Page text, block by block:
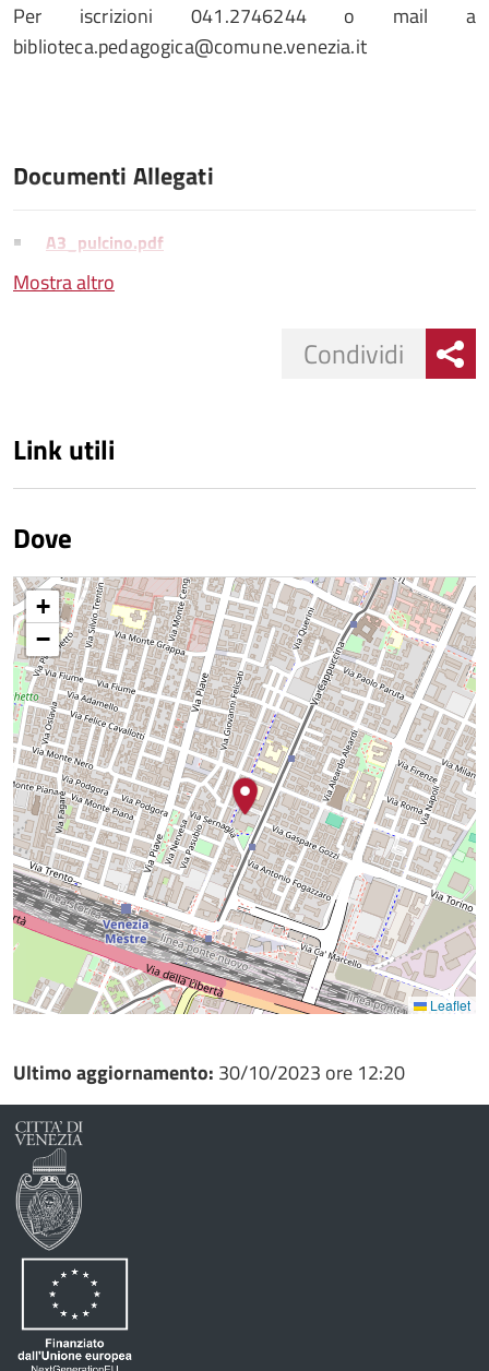
Per iscrizioni 041.2746244 o mail a
biblioteca.pedagogica@comune.venezia.it
Documenti Allegati
A3_pulcino.pdf
Mostra altro
Condividi
Link utili
Dove
+
−
Leaflet
Ultimo aggiornamento: 30/10/2023 ore 12:20